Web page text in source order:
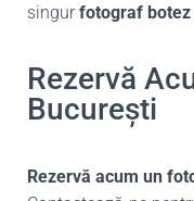
singurfotograf
Rezervă
București
Rezervă acum un